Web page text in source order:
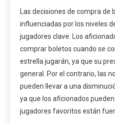
Las decisiones de compra
influenciadas por los niveles
jugadores clave. Los
comprar boletos cuando se
estrella jugarán, ya que su
general. Por el contrario, las
pueden llevar a una
ya que los aficionados
jugadores favoritos están